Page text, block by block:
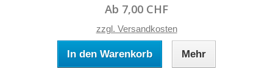
Ab 7,00 CHF
zzgl. Versandkosten
In den Warenkorb Mehr